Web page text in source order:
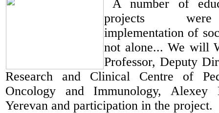
A number of
projects were
implementation of
not alone... We will
Professor, Deputy
Research and Clinical Centre of
Oncology and Immunology, Alexey
Yerevan and participation in the project.